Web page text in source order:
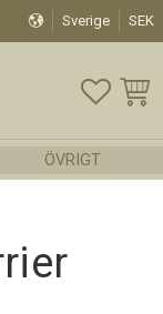
Sverige SEK
ÖVRIGT